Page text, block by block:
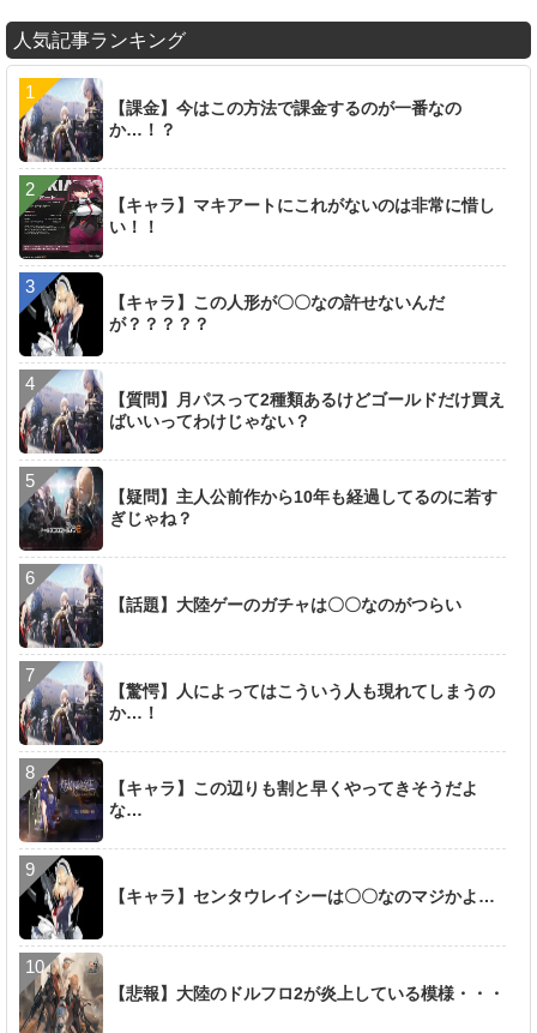
人気記事ランキング
【課金】今はこの方法で課金するのが一番なの
か…！？
【キャラ】マキアートにこれがないのは非常に惜し
い！！
【キャラ】この人形が〇〇なの許せないんだ
が？？？？？
【質問】月パスって2種類あるけどゴールドだけ買え
ばいいってわけじゃない？
【疑問】主人公前作から10年も経過してるのに若す
ぎじゃね？
【話題】大陸ゲーのガチャは〇〇なのがつらい
【驚愕】人によってはこういう人も現れてしまうの
か…！
【キャラ】この辺りも割と早くやってきそうだよ
な…
【キャラ】センタウレイシーは〇〇なのマジかよ…
【悲報】大陸のドルフロ2が炎上している模様・・・